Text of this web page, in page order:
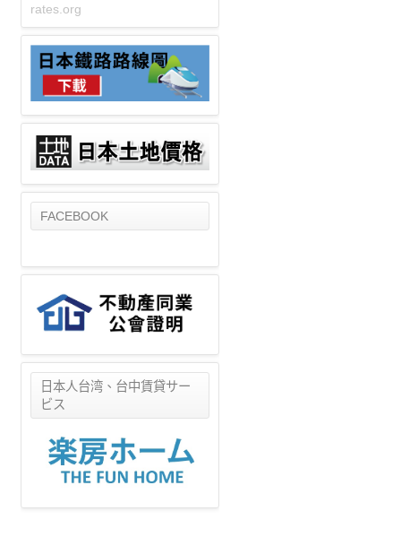
rates.org
FACEBOOK
日本人台湾、台中賃貸サー
ビス